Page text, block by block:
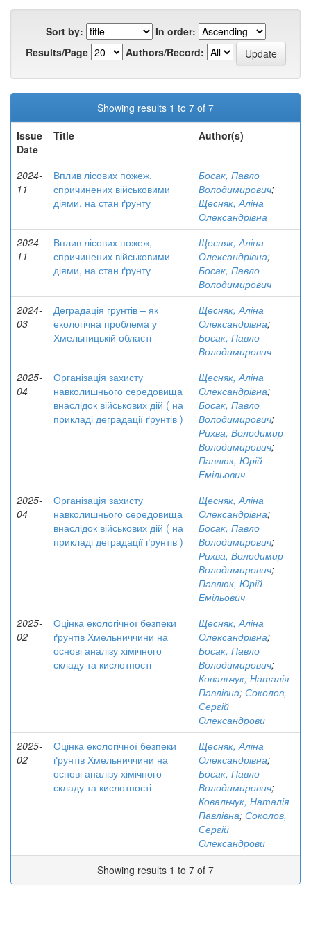
Sort by:
In order:
Results/Page
Authors/Record:
Showing results 1 to 7 of 7
Issue
Date
Title Author(s)
2024-
11
Вплив лісових пожеж,
спричинених військовими
діями, на стан ґрунту
Босак, Павло
Володимирович;
Щесняк, Аліна
Олександрівна
2024-
11
Вплив лісових пожеж,
спричинених військовими
діями, на стан ґрунту
Щесняк, Аліна
Олександрівна;
Босак, Павло
Володимирович
2024-
03
Деградація грунтів – як
екологічна проблема у
Хмельницькій області
Щесняк, Аліна
Олександрівна;
Босак, Павло
Володимирович
2025-
04
Організація захисту
навколишнього середовища
внаслідок військових дій ( на
прикладі деградації ґрунтів )
Щесняк, Аліна
Олександрівна;
Босак, Павло
Володимирович;
Рихва, Володимир
Володимирович;
Павлюк, Юрій
Емільович
2025-
04
Організація захисту
навколишнього середовища
внаслідок військових дій ( на
прикладі деградації ґрунтів )
Щесняк, Аліна
Олександрівна;
Босак, Павло
Володимирович;
Рихва, Володимир
Володимирович;
Павлюк, Юрій
Емільович
2025-
02
Оцінка екологічної безпеки
ґрунтів Хмельниччини на
основі аналізу хімічного
складу та кислотності
Щесняк, Аліна
Олександрівна;
Босак, Павло
Володимирович;
Ковальчук, Наталія
Павлівна; Соколов,
Сергій
Олександрови
2025-
02
Оцінка екологічної безпеки
ґрунтів Хмельниччини на
основі аналізу хімічного
складу та кислотності
Щесняк, Аліна
Олександрівна;
Босак, Павло
Володимирович;
Ковальчук, Наталія
Павлівна; Соколов,
Сергій
Олександрови
Showing results 1 to 7 of 7